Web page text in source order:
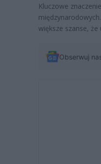
Kluczowe
większe szanse,
Obserwuj